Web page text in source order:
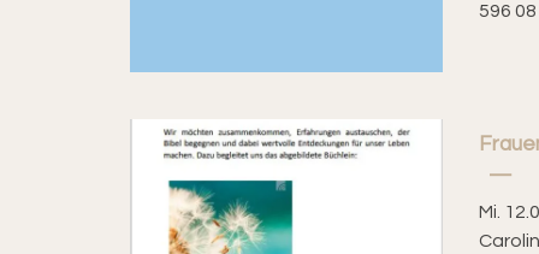
596 08
Mi.